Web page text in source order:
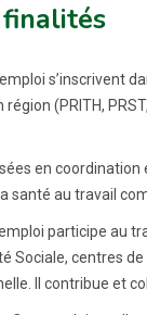
s’inscrivent
région (PRITH,
en
santé au travail
participe au
Sociale, centres
Il contribue et